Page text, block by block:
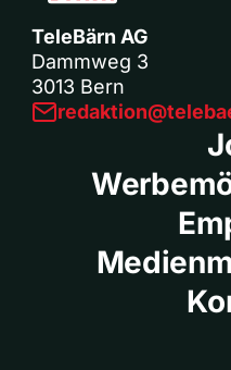
TeleBärn AG
Dammweg 3
3013 Bern